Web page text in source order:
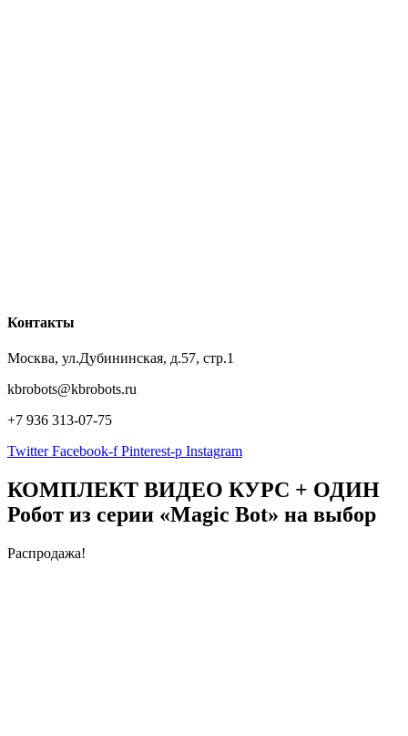
Контакты
Москва, ул.Дубининская, д.57, стр.1
kbrobots@kbrobots.ru
+7 936 313-07-75
Twitter Facebook-f Pinterest-p Instagram
КОМПЛЕКТ ВИДЕО КУРС + ОДИН
Робот из серии «Magic Bot» на выбор
Распродажа!